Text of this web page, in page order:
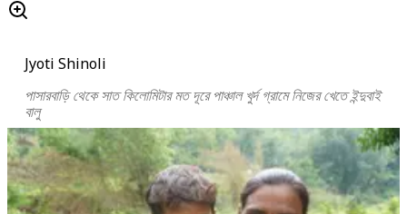
Jyoti Shinoli
পাসারবাড়ি থেকে সাত কিলোমিটার মত দূরে পাঞ্চাল খুর্দ গ্রামে নিজের খেতে ইন্দুবাই
বালু